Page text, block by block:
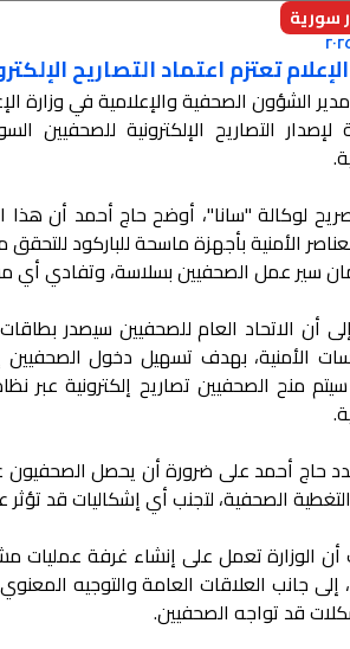
سورية
تعتزم اعتماد التصاريح
الشؤون الصحفية والإعلامية في وزارة
لإصدار التصاريح الإلكترونية للصحفيين
لوكالة "سانا"، أوضح حاج أحمد أن
الأمنية بأجهزة ماسحة للباركود
سير عمل الصحفيين بسلاسة، وتفادي أي
أن الاتحاد العام للصحفيين سيصدر
الأمنية، بهدف تسهيل دخول الصحفيين
حاج أحمد على ضرورة أن يحصل الصحفيون
الصحفية، لتجنب أي إشكاليات قد
الوزارة تعمل على إنشاء غرفة عمليات
إلى جانب العلاقات العامة والتوجيه
قد تواجه الصحفيين.